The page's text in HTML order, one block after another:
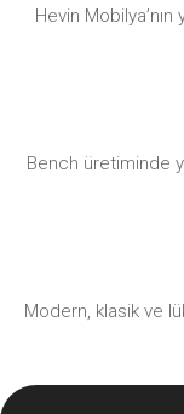
Hevin
Bench üretiminde
Modern, klasik ve